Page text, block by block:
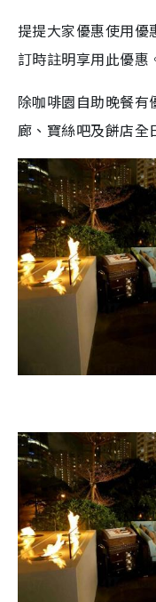
提提大家優惠使用優
訂時註明享用此優惠
除咖啡園自助晚餐
廊、寶絲吧及餅店全